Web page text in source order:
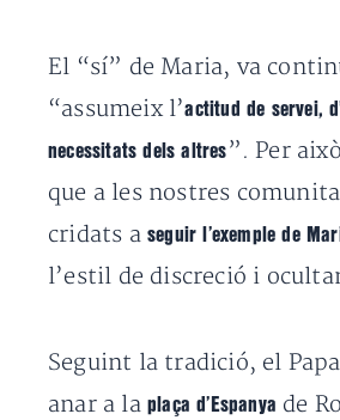
El “sí” de Maria, va
“assumeix l’actitud de servei,
necessitats dels altres ”. Per
que a les nostres
cridats a seguir l’exemple de
l’estil de discreció i
Seguint la tradició, el
anar a la plaça d’Espanya de